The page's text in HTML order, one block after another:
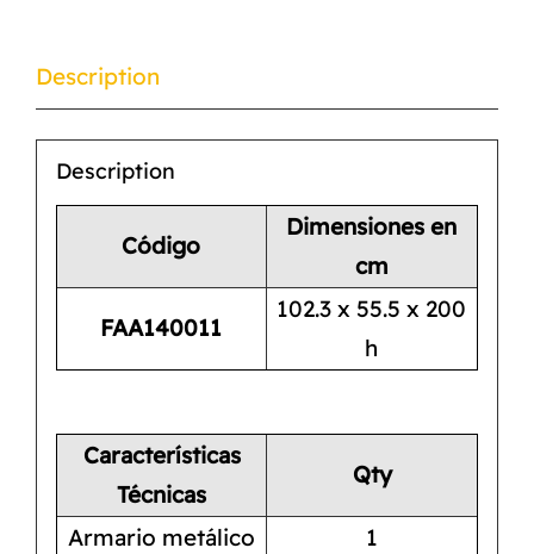
Description
Description
Código
Dimensiones en
cm
FAA140011
102.3 x 55.5 x 200
h
Características
Técnicas
Qty
Armario metálico
1